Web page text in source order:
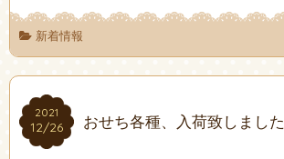
新着情報
2021
12/26
2021
12/26 おせち各種、入荷致しました